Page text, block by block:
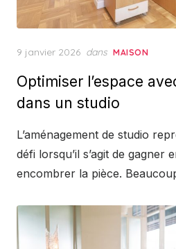
Posted
9 janvier 2026 dans MAISON
Optimiser l’espace
dans un studio
L’aménagement de studio
défi lorsqu’il s’agit de gagner
encombrer la pièce.